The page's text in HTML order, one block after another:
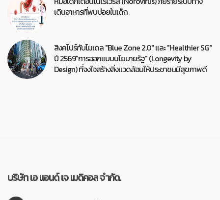
เดินอาหารที่พบบ่อยในเด็ก
สิงคโปร์กับโมเดล "Blue Zone 2.0" และ "Healthier SG"
ปี 2569"การออกแบบนโยบายรัฐ" (Longevity by
Design) ที่จงใจสร้างสิ่งแวดล้อมให้ประชาชนมีสุขภาพดี
บริษัท เอ แอนด์ เจ เมดิคอล จำกัด.